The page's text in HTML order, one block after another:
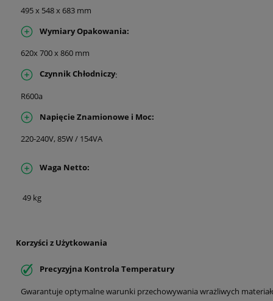
495 x 548 x 683 mm
Wymiary Opakowania:
620x 700 x 860 mm
Czynnik Chłodniczy:
R600a
Napięcie Znamionowe i Moc:
220-240V, 85W / 154VA
Waga Netto:
49 kg
Korzyści z Użytkowania
Precyzyjna Kontrola Temperatury
Gwarantuje optymalne warunki przechowywania wrażliwych